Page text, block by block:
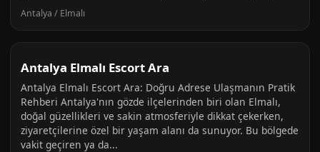
Antalya / Elmalı
Antalya Elmalı Escort Ara
Antalya Elmalı Escort Ara: Doğru Adrese Ulaşmanın Pratik
Rehberi Antalya'nın gözde ilçelerinden biri olan Elmalı,
doğal güzellikleri ve sakin atmosferiyle dikkat çekerken,
ziyaretçilerine özel bir yaşam alanı da sunuyor. Bu bölgede
vakit geçiren ya da...